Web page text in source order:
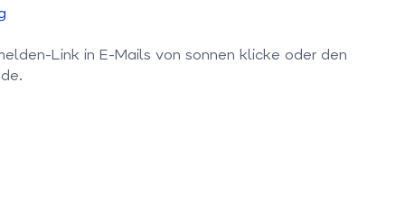
Link in E-Mails von sonnen klicke oder den